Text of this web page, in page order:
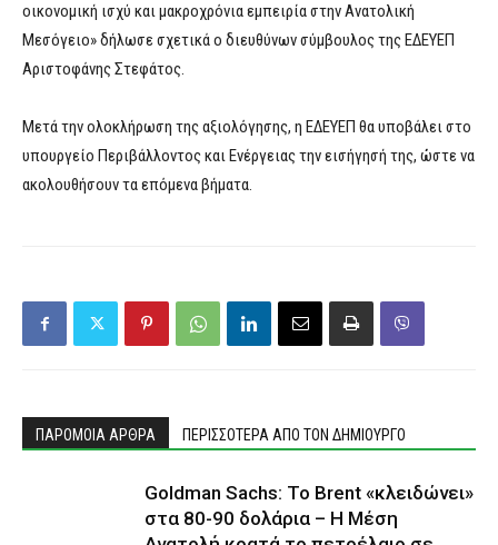
οικονομική ισχύ και μακροχρόνια εμπειρία στην Ανατολική
Μεσόγειο» δήλωσε σχετικά ο διευθύνων σύμβουλος της ΕΔΕΥΕΠ
Αριστοφάνης Στεφάτος.
Μετά την ολοκλήρωση της αξιολόγησης, η ΕΔΕΥΕΠ θα υποβάλει στο
υπουργείο Περιβάλλοντος και Ενέργειας την εισήγησή της, ώστε να
ακολουθήσουν τα επόμενα βήματα.
ΠΑΡΟΜΟΙΑ ΑΡΘΡΑ ΠΕΡΙΣΣΟΤΕΡΑ ΑΠΟ ΤΟΝ ΔΗΜΙΟΥΡΓΟ
Goldman Sachs: Το Brent «κλειδώνει»
στα 80-90 δολάρια – Η Μέση